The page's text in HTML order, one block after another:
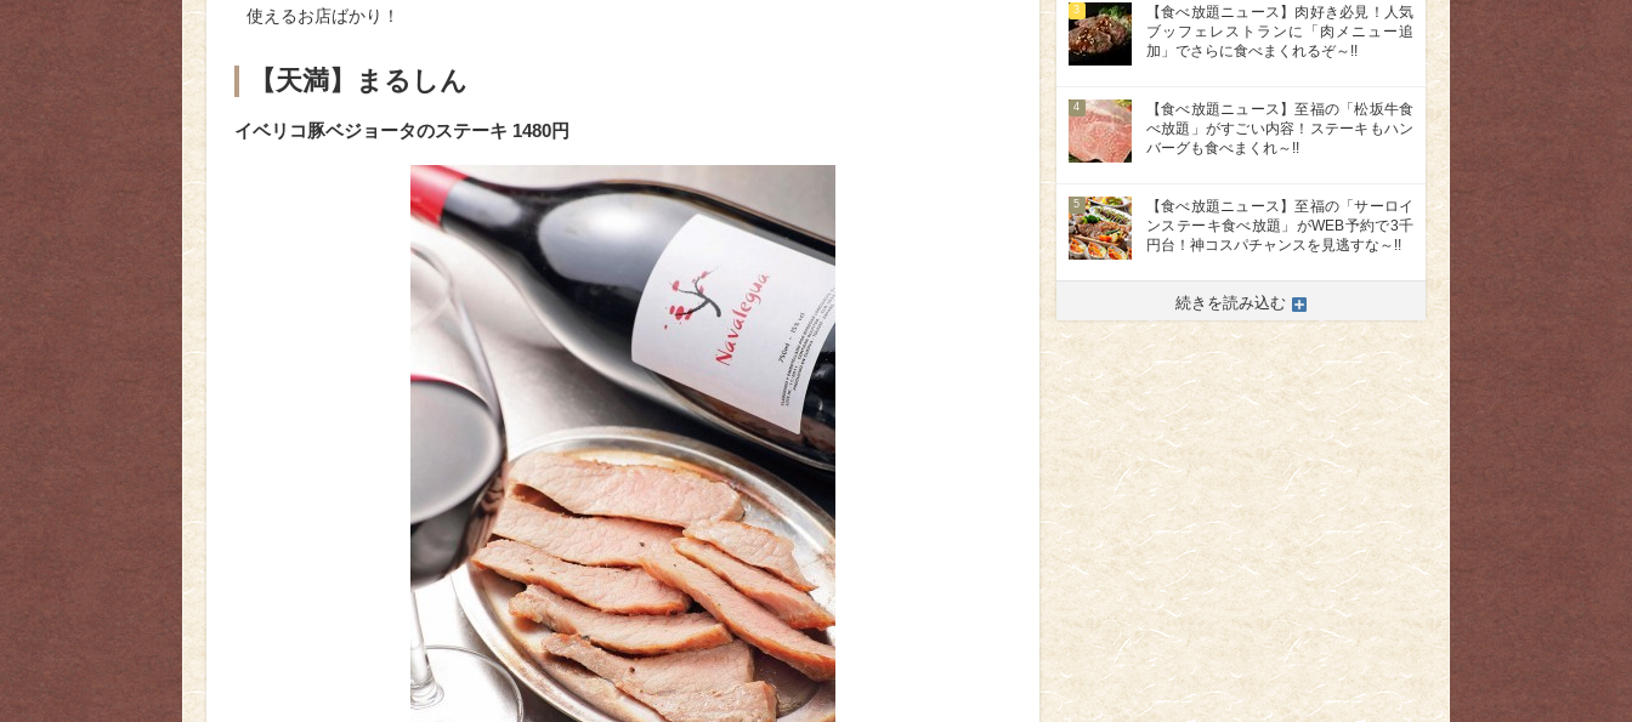
使えるお店ばかり！
【天満】まるしん
イベリコ豚ベジョータのステーキ 1480円
3
【食べ放題ニュース】肉好き必見！人気
ブッフェレストランに「肉メニュー追
加」でさらに食べまくれるぞ～!!
4
【食べ放題ニュース】至福の「松坂牛食
べ放題」がすごい内容！ステーキもハン
バーグも食べまくれ～!!
5
【食べ放題ニュース】至福の「サーロイ
ンステーキ食べ放題」がWEB予約で3千
円台！神コスパチャンスを見逃すな～!!
続きを読み込む